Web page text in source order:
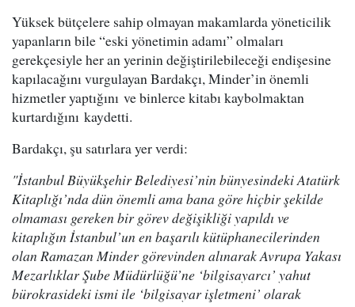
Yüksek bütçelere sahip olmayan makamlarda yöneticilik
yapanların bile “eski yönetimin adamı” olmaları
gerekçesiyle her an yerinin değiştirilebileceği endişesine
kapılacağını vurgulayan Bardakçı, Minder’in önemli
hizmetler yaptığını ve binlerce kitabı kaybolmaktan
kurtardığını kaydetti.
Bardakçı, şu satırlara yer verdi:
"İstanbul Büyükşehir Belediyesi’nin bünyesindeki Atatürk
Kitaplığı’nda dün önemli ama bana göre hiçbir şekilde
olmaması gereken bir görev değişikliği yapıldı ve
kitaplığın İstanbul’un en başarılı kütüphanecilerinden
olan Ramazan Minder görevinden alınarak Avrupa Yakası
Mezarlıklar Şube Müdürlüğü’ne ‘bilgisayarcı’ yahut
bürokrasideki ismi ile ‘bilgisayar işletmeni’ olarak